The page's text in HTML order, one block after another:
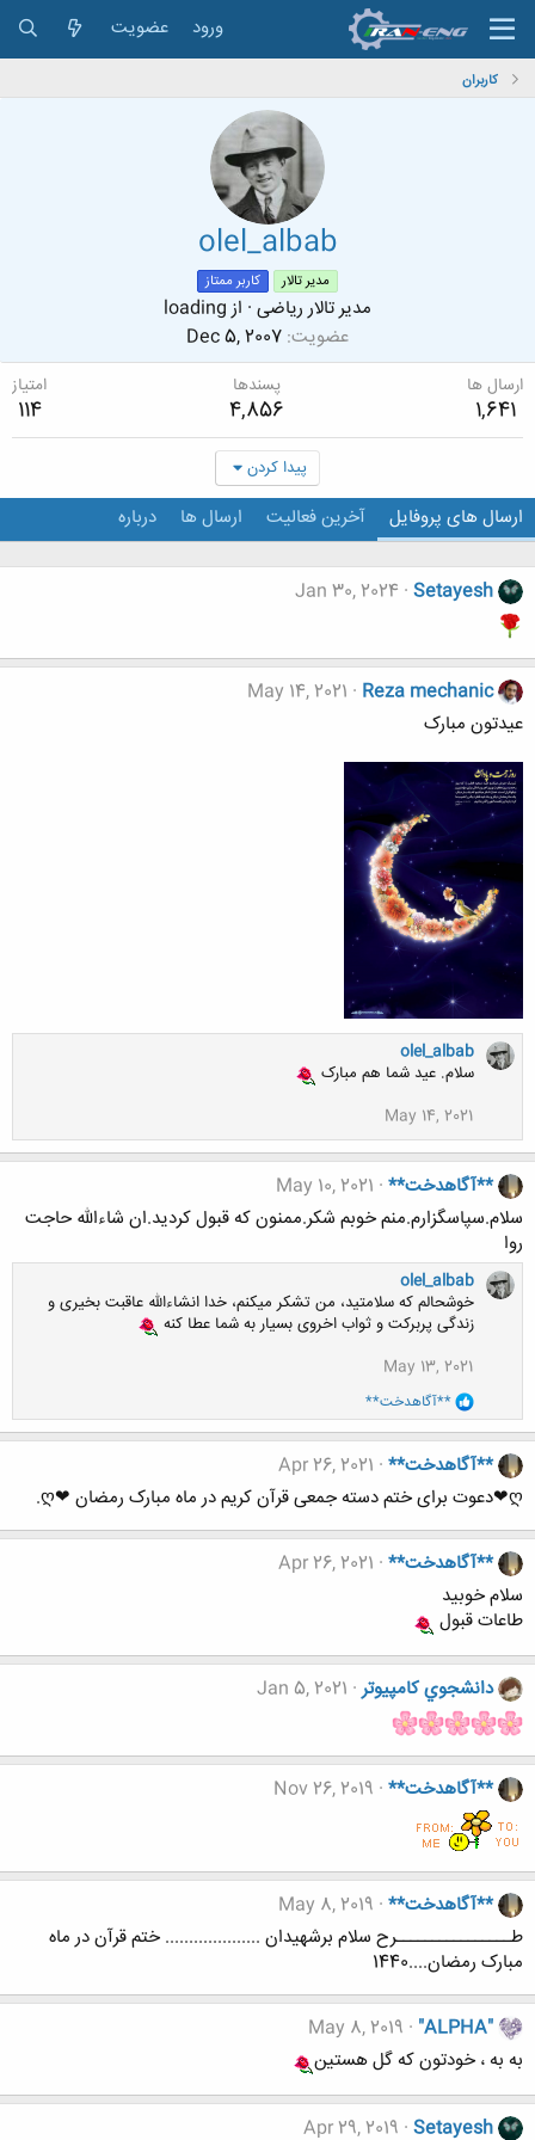
ورود عضویت
کاربران
olel_albab
مدیر تالار کاربر ممتاز
مدیر تالار ریاضی · از loading
عضویت Dec 5, 2007
ارسال ها
1,641
پسندها
4,856
امتیاز
114
پیدا کردن
ارسال های پروفایل آخرین فعالیت ارسال ها درباره
Setayesh
Jan 30, 2024
Reza mechanic
May 14, 2021
عیدتون مبارک
olel_albab
سلام. عید شما هم مبارک
May 14, 2021
**آگاهدخت** May 10, 2021
سلام.سپاسگزارم.منم خوبم شکر.ممنون که قبول کردید.ان شاءالله حاجت
روا
olel_albab
خوشحالم که سلامتید، من تشکر میکنم، خدا انشاءالله عاقبت بخیری و
زندگی پربرکت و ثواب اخروی بسیار به شما عطا کنه
May 13, 2021
و
ا
ک
ن
ش
ه
:
**آگاهدخت**
**آگاهدخت** Apr 26, 2021
ღ❤دعوت برای ختم دسته جمعی قرآن کریم در ماه مبارک رمضان ❤ღ.
**آگاهدخت** Apr 26, 2021
سلام خوبید
طاعات قبول
دانشجوي كامپيوتر Jan 5, 2021
**آگاهدخت** Nov 26, 2019
**آگاهدخت** May 8, 2019
طــــــــــــــــرح سلام برشهیدان .................... ختم قرآن در ماه
مبارک رمضان....1440
"ALPHA"
May 8, 2019
به به ، خودتون که گل هستین
Setayesh
Apr 29, 2019